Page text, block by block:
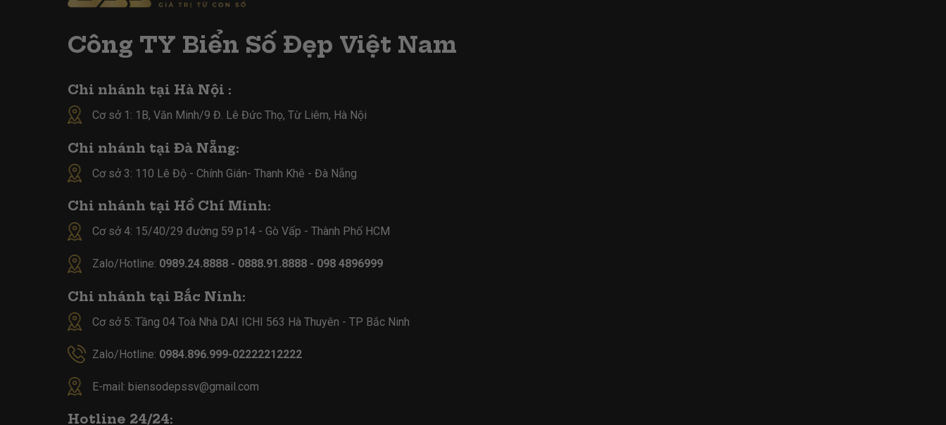
Công TY Biển Số Đẹp Việt Nam
Chi nhánh tại Hà Nội :
Cơ sở 1: 1B, Văn Minh/9 Đ. Lê Đức Thọ, Từ Liêm, Hà Nội
Chi nhánh tại Đà Nẵng:
Cơ sở 3: 110 Lê Độ - Chính Gián- Thanh Khê - Đà Nẵng
Chi nhánh tại Hồ Chí Minh:
Cơ sở 4: 15/40/29 đường 59 p14 - Gò Vấp - Thành Phố HCM
Zalo/Hotline: 0989.24.8888 - 0888.91.8888 - 098 4896999
Chi nhánh tại Bắc Ninh:
Cơ sở 5: Tầng 04 Toà Nhà DAI ICHI 563 Hà Thuyên - TP Bắc Ninh
Zalo/Hotline: 0984.896.999-02222212222
E-mail: biensodepssv@gmail.com
Hotline 24/24: